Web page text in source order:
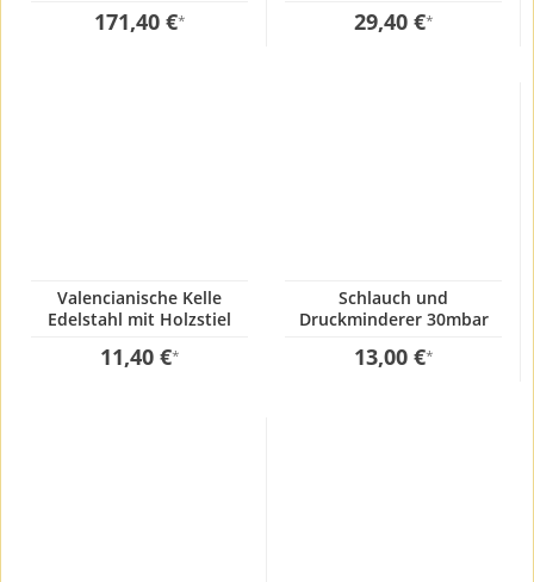
171,40 €* 29,40 €*
Valencianische Kelle
Edelstahl mit Holzstiel
11,40 €*
Schlauch und
Druckminderer 30mbar
13,00 €*